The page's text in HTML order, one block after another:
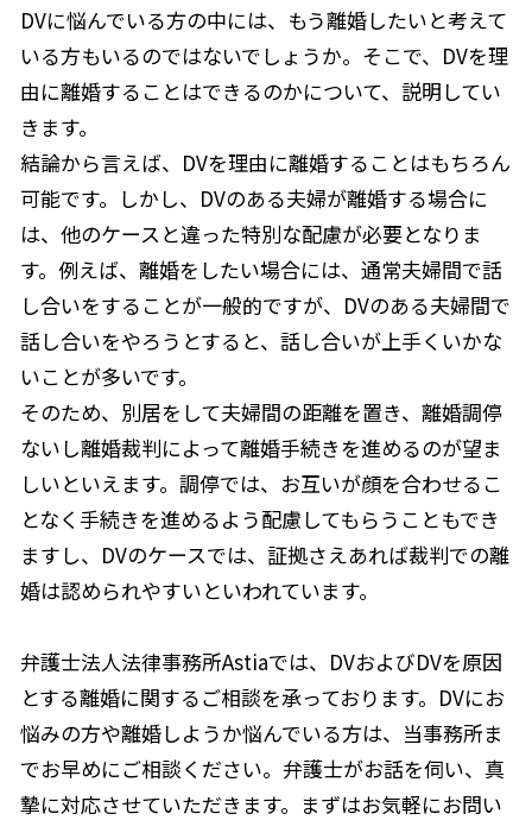
DVに悩んでいる方の中には、もう離婚したいと考えて
いる方もいるのではないでしょうか。そこで、DVを理
由に離婚することはできるのかについて、説明してい
きます。
結論から言えば、DVを理由に離婚することはもちろん
可能です。しかし、DVのある夫婦が離婚する場合に
は、他のケースと違った特別な配慮が必要となりま
す。例えば、離婚をしたい場合には、通常夫婦間で話
し合いをすることが一般的ですが、DVのある夫婦間で
話し合いをやろうとすると、話し合いが上手くいかな
いことが多いです。
そのため、別居をして夫婦間の距離を置き、離婚調停
ないし離婚裁判によって離婚手続きを進めるのが望ま
しいといえます。調停では、お互いが顔を合わせるこ
となく手続きを進めるよう配慮してもらうこともでき
ますし、DVのケースでは、証拠さえあれば裁判での離
婚は認められやすいといわれています。
弁護士法人法律事務所Astiaでは、DVおよびDVを原因
とする離婚に関するご相談を承っております。DVにお
悩みの方や離婚しようか悩んでいる方は、当事務所ま
でお早めにご相談ください。弁護士がお話を伺い、真
摯に対応させていただきます。まずはお気軽にお問い